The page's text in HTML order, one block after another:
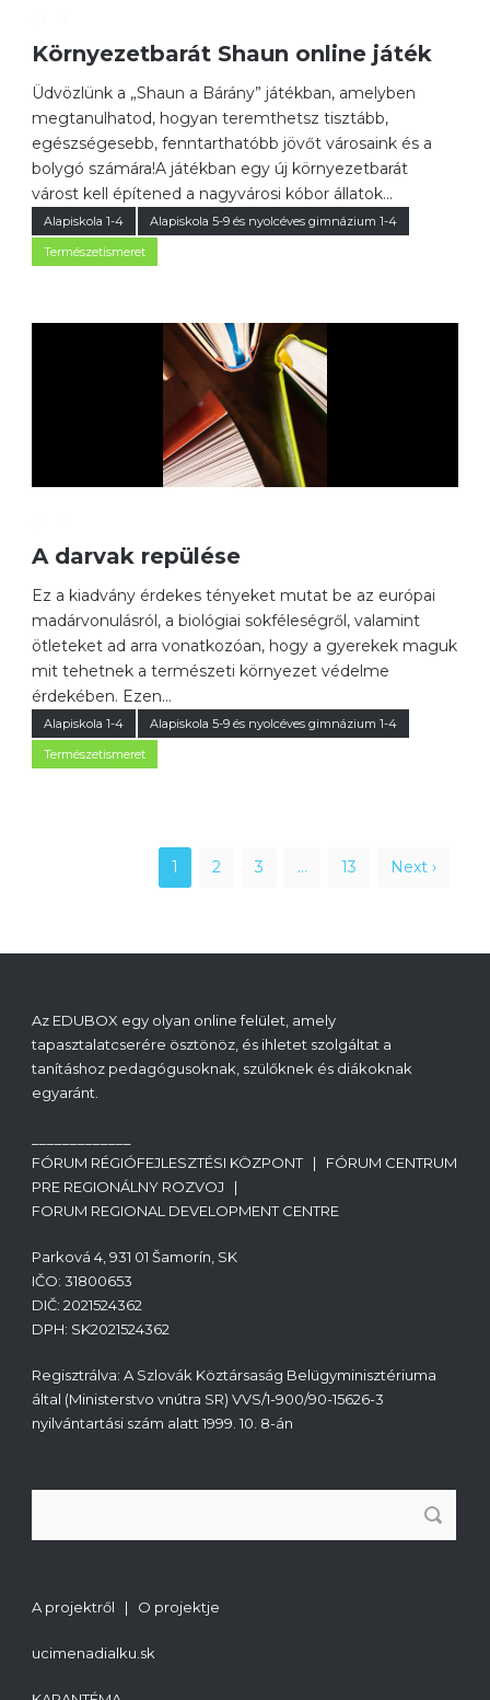
Környezetbarát Shaun online játék
Üdvözlünk a „Shaun a Bárány” játékban, amelyben
megtanulhatod, hogyan teremthetsz tisztább,
egészségesebb, fenntarthatóbb jövőt városaink és a
bolygó számára!A játékban egy új környezetbarát
várost kell építened a nagyvárosi kóbor állatok...
Alapiskola 1-4
Alapiskola 5-9 és nyolcéves gimnázium 1-4
Természetismeret
A darvak repülése
Ez a kiadvány érdekes tényeket mutat be az európai
madárvonulásról, a biológiai sokféleségről, valamint
ötleteket ad arra vonatkozóan, hogy a gyerekek maguk
mit tehetnek a természeti környezet védelme
érdekében. Ezen...
Alapiskola 1-4
Alapiskola 5-9 és nyolcéves gimnázium 1-4
Természetismeret
1 2 3 … 13 Next ›
Az EDUBOX egy olyan online felület, amely
tapasztalatcserére ösztönöz, és ihletet szolgáltat a
tanításhoz pedagógusoknak, szülőknek és diákoknak
egyaránt.
FÓRUM RÉGIÓFEJLESZTÉSI KÖZPONT | FÓRUM CENTRUM
PRE REGIONÁLNY ROZVOJ |
FORUM REGIONAL DEVELOPMENT CENTRE
Parková 4, 931 01 Šamorín, SK
IČO: 31800653
DIČ: 2021524362
DPH: SK2021524362
Regisztrálva: A Szlovák Köztársaság Belügyminisztériuma
által (Ministerstvo vnútra SR) VVS/1-900/90-15626-3
nyilvántartási szám alatt 1999. 10. 8-án
A projektről | O projektje
ucimenadialku.sk